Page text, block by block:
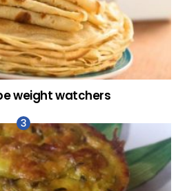
weight watchers